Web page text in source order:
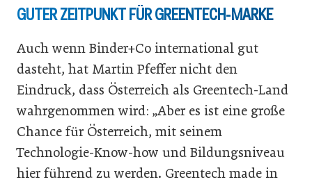
GUTER ZEITPUNKT FÜR GREENTECH-MARKE
Auch wenn Binder+Co international gut
dasteht, hat Martin Pfeffer nicht den
Eindruck, dass Österreich als Greentech-Land
wahrgenommen wird: „Aber es ist eine große
Chance für Österreich, mit seinem
Technologie-Know-how und Bildungsniveau
hier führend zu werden. Greentech made in